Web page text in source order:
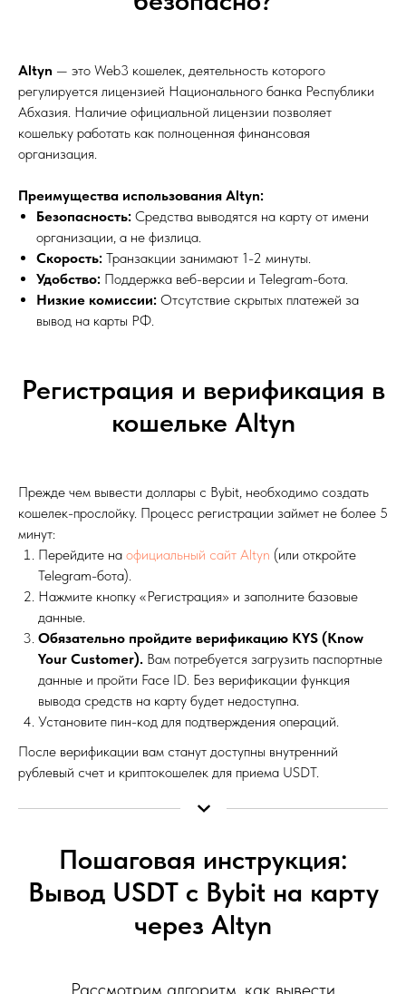
Altyn — это Web3 кошелек, деятельность которого
регулируется лицензией Национального банка Республики
Абхазия. Наличие официальной лицензии позволяет
кошельку работать как полноценная финансовая
организация.
Преимущества использования Altyn:
Безопасность: Средства выводятся на карту от имени
организации, а не физлица.
Скорость: Транзакции занимают 1-2 минуты.
Удобство: Поддержка веб-версии и Telegram-бота.
Низкие комиссии: Отсутствие скрытых платежей за
вывод на карты РФ.
Регистрация и верификация в
кошельке Altyn
Прежде чем вывести доллары с Bybit, необходимо создать
кошелек-прослойку. Процесс регистрации займет не более 5
минут:
Перейдите на официальный сайт Altyn (или откройте
Telegram-бота).
Нажмите кнопку «Регистрация» и заполните базовые
данные.
Обязательно пройдите верификацию KYS (Know
Your Customer). Вам потребуется загрузить паспортные
данные и пройти Face ID. Без верификации функция
вывода средств на карту будет недоступна.
Установите пин-код для подтверждения операций.
После верификации вам станут доступны внутренний
рублевый счет и криптокошелек для приема USDT.
Пошаговая инструкция:
Вывод USDT с Bybit на карту
через Altyn
Рассмотрим алгоритм, как вывести